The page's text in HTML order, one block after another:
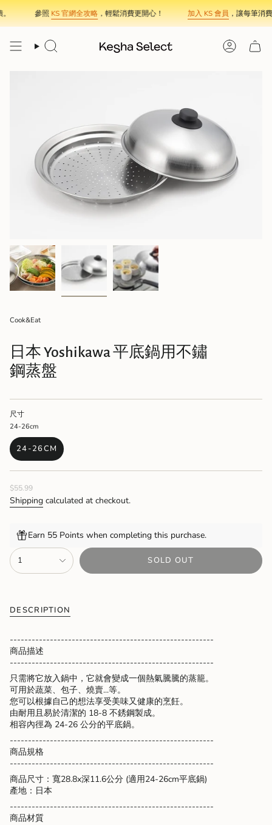
Skip
to
content
參照KS 官網全攻略，輕鬆消費更開心！ 加入 KS 會員，讓每筆消費
Search Account
Cook&Eat
日本 Yoshikawa 平底鍋用不鏽
鋼蒸盤
尺寸
24-26cm
24-26CM
VARIANT
SOLD
UNAVAILABLE
Regular
price
$55.99
Shipping calculated at checkout.
Earn 55 Points when completing this purchase.
{"in_cart_html"=>"
<span
class=\"quantity-
quantity
in
cart",
quantity
for
{{
product
}}",
"multiples_of"=>"Increments
of
{{
quantity
}}",
"minimum_of"=>"Minimum
of
{{
1 SOLD OUT
DESCRIPTION
--------------------------------------------------------
商品描述
--------------------------------------------------------
只需將它放入鍋中，它就會變成一個熱氣騰騰的蒸籠。
可用於蔬菜、包子、燒賣...等。
您可以根據自己的想法享受美味又健康的烹飪。
由耐用且易於清潔的 18-8 不銹鋼製成。
相容內徑為 24-26 公分的平底鍋。
--------------------------------------------------------
商品規格
--------------------------------------------------------
商品尺寸：寬28.8x深11.6公分 (適用24-26cm平底鍋)
產地：日本
--------------------------------------------------------
商品材質